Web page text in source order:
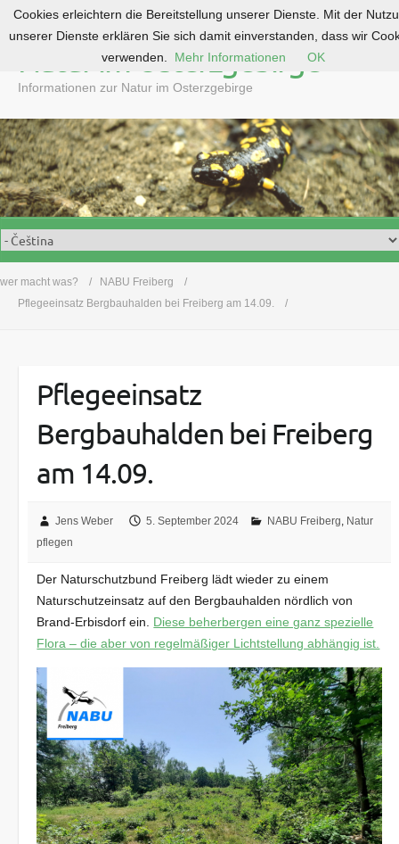
o
c
o
n
t
e
n
Natur im Osterzgebirge
Informationen zur Natur im Osterzgebirge
wer macht was?
NABU Freiberg
Pflegeeinsatz Bergbauhalden bei Freiberg am 14.09.
Pflegeeinsatz
Bergbauhalden bei Freiberg
am 14.09.
Jens Weber 5. September 2024 NABU Freiberg, Natur
pflegen
Der Naturschutzbund Freiberg lädt wieder zu einem
Naturschutzeinsatz auf den Bergbauhalden nördlich von
Brand-Erbisdorf ein. Diese beherbergen eine ganz spezielle
Flora – die aber von regelmäßiger Lichtstellung abhängig ist.
Cookies erleichtern die Bereitstellung unserer Dienste. Mit der
unserer Dienste erklären Sie sich damit einverstanden, dass wir
verwenden.
Mehr Informationen OK